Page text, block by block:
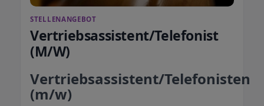
STELLENANGEBOT
Vertriebsassistent/Telefonist
(M/W)
Vertriebsassistent/Telefonisten
(m/w)